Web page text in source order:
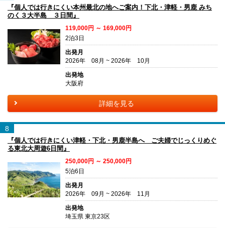
『個人では行きにくい本州最北の地へご案内！下北・津軽・男鹿 みち
のく３大半島 ３日間』
119,000円 ～ 169,000円
2泊3日
出発月
2026年 08月 ~ 2026年 10月
出発地
大阪府
詳細を見る
8
『個人では行きにくい津軽・下北・男鹿半島へ ご夫婦でじっくりめぐ
る東北大周遊6日間』
250,000円 ～ 250,000円
5泊6日
出発月
2026年 09月 ~ 2026年 11月
出発地
埼玉県 東京23区